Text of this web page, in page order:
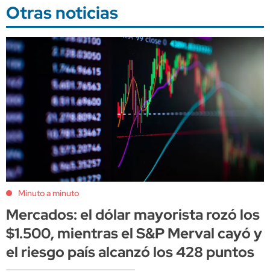
Otras noticias
Minuto a minuto
Mercados: el dólar mayorista rozó los
$1.500, mientras el S&P Merval cayó y
el riesgo país alcanzó los 428 puntos